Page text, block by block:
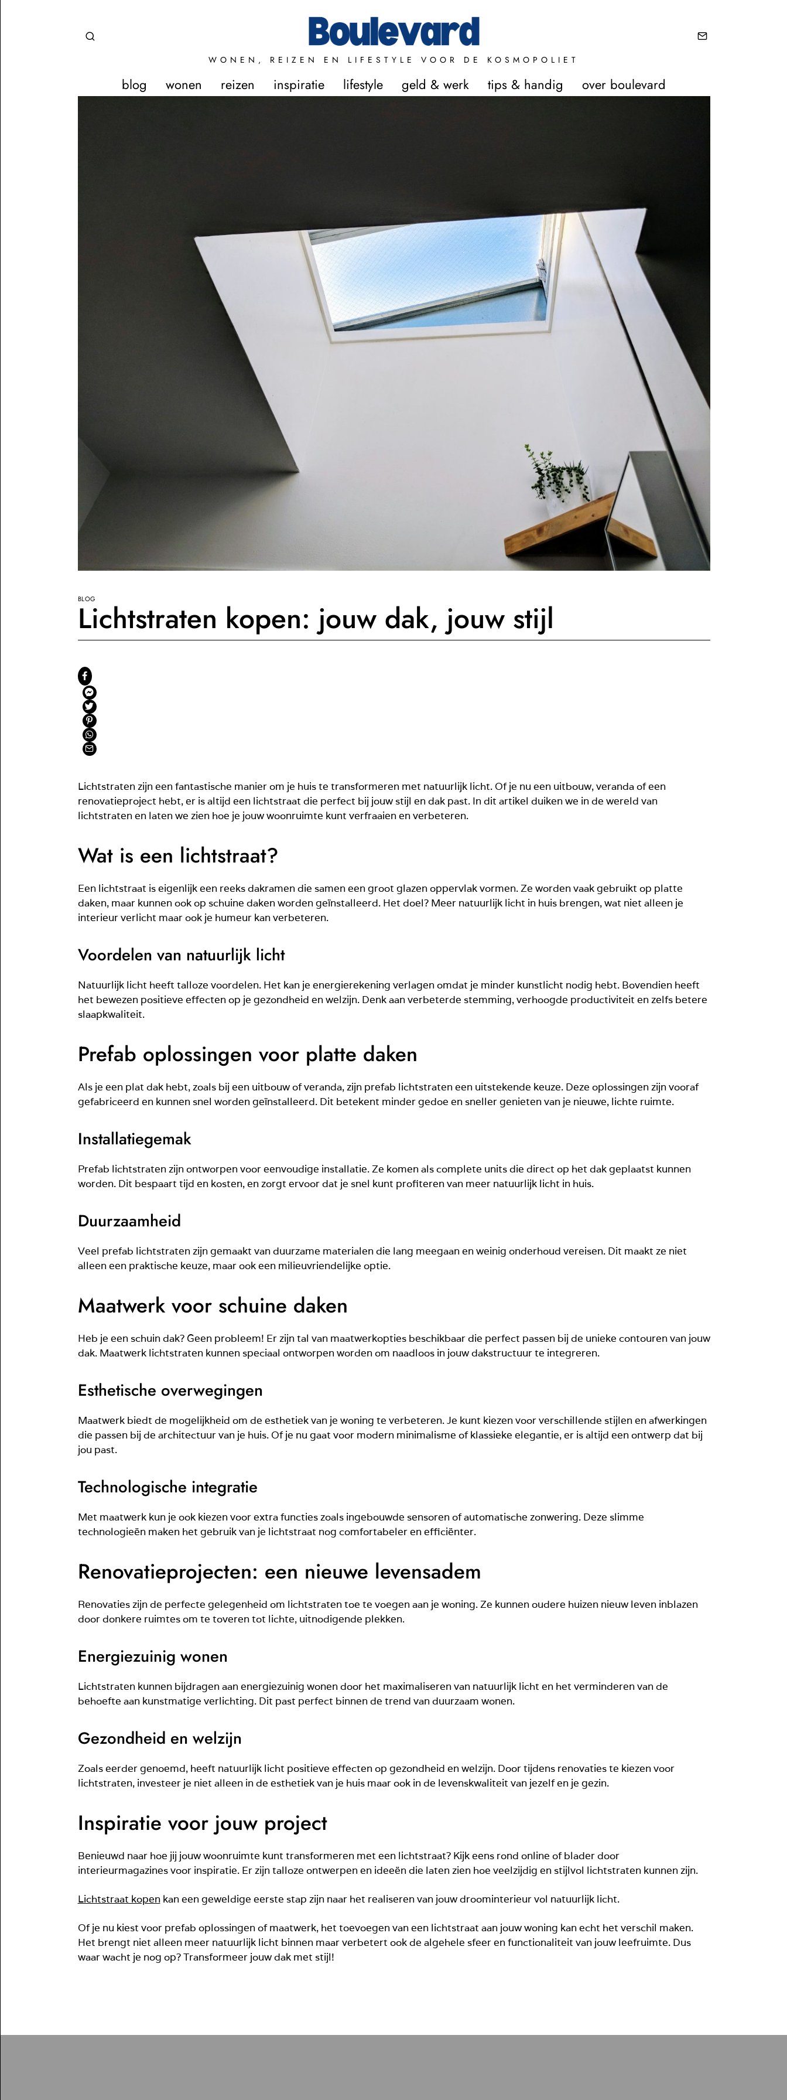
WONEN, REIZEN EN LIFESTYLE VOOR DE KOSMOPOLIET
blog wonen reizen inspiratie lifestyle geld & werk tips & handig over boulevard
BLOG
Lichtstraten kopen: jouw dak, jouw stijl
Lichtstraten zijn een fantastische manier om je huis te transformeren met natuurlijk licht. Of je nu een uitbouw, veranda of een
renovatieproject hebt, er is altijd een lichtstraat die perfect bij jouw stijl en dak past. In dit artikel duiken we in de wereld van
lichtstraten en laten we zien hoe je jouw woonruimte kunt verfraaien en verbeteren.
Wat is een lichtstraat?
Een lichtstraat is eigenlijk een reeks dakramen die samen een groot glazen oppervlak vormen. Ze worden vaak gebruikt op platte
daken, maar kunnen ook op schuine daken worden geïnstalleerd. Het doel? Meer natuurlijk licht in huis brengen, wat niet alleen je
interieur verlicht maar ook je humeur kan verbeteren.
Voordelen van natuurlijk licht
Natuurlijk licht heeft talloze voordelen. Het kan je energierekening verlagen omdat je minder kunstlicht nodig hebt. Bovendien heeft
het bewezen positieve effecten op je gezondheid en welzijn. Denk aan verbeterde stemming, verhoogde productiviteit en zelfs betere
slaapkwaliteit.
Prefab oplossingen voor platte daken
Als je een plat dak hebt, zoals bij een uitbouw of veranda, zijn prefab lichtstraten een uitstekende keuze. Deze oplossingen zijn vooraf
gefabriceerd en kunnen snel worden geïnstalleerd. Dit betekent minder gedoe en sneller genieten van je nieuwe, lichte ruimte.
Installatiegemak
Prefab lichtstraten zijn ontworpen voor eenvoudige installatie. Ze komen als complete units die direct op het dak geplaatst kunnen
worden. Dit bespaart tijd en kosten, en zorgt ervoor dat je snel kunt profiteren van meer natuurlijk licht in huis.
Duurzaamheid
Veel prefab lichtstraten zijn gemaakt van duurzame materialen die lang meegaan en weinig onderhoud vereisen. Dit maakt ze niet
alleen een praktische keuze, maar ook een milieuvriendelijke optie.
Maatwerk voor schuine daken
Heb je een schuin dak? Geen probleem! Er zijn tal van maatwerkopties beschikbaar die perfect passen bij de unieke contouren van jouw
dak. Maatwerk lichtstraten kunnen speciaal ontworpen worden om naadloos in jouw dakstructuur te integreren.
Esthetische overwegingen
Maatwerk biedt de mogelijkheid om de esthetiek van je woning te verbeteren. Je kunt kiezen voor verschillende stijlen en afwerkingen
die passen bij de architectuur van je huis. Of je nu gaat voor modern minimalisme of klassieke elegantie, er is altijd een ontwerp dat bij
jou past.
Technologische integratie
Met maatwerk kun je ook kiezen voor extra functies zoals ingebouwde sensoren of automatische zonwering. Deze slimme
technologieën maken het gebruik van je lichtstraat nog comfortabeler en efficiënter.
Renovatieprojecten: een nieuwe levensadem
Renovaties zijn de perfecte gelegenheid om lichtstraten toe te voegen aan je woning. Ze kunnen oudere huizen nieuw leven inblazen
door donkere ruimtes om te toveren tot lichte, uitnodigende plekken.
Energiezuinig wonen
Lichtstraten kunnen bijdragen aan energiezuinig wonen door het maximaliseren van natuurlijk licht en het verminderen van de
behoefte aan kunstmatige verlichting. Dit past perfect binnen de trend van duurzaam wonen.
Gezondheid en welzijn
Zoals eerder genoemd, heeft natuurlijk licht positieve effecten op gezondheid en welzijn. Door tijdens renovaties te kiezen voor
lichtstraten, investeer je niet alleen in de esthetiek van je huis maar ook in de levenskwaliteit van jezelf en je gezin.
Inspiratie voor jouw project
Benieuwd naar hoe jij jouw woonruimte kunt transformeren met een lichtstraat? Kijk eens rond online of blader door
interieurmagazines voor inspiratie. Er zijn talloze ontwerpen en ideeën die laten zien hoe veelzijdig en stijlvol lichtstraten kunnen zijn.
Lichtstraat kopenkan een geweldige eerste stap zijn naar het realiseren van jouw droominterieur vol natuurlijk licht.
Of je nu kiest voor prefab oplossingen of maatwerk, het toevoegen van een lichtstraat aan jouw woning kan echt het verschil maken.
Het brengt niet alleen meer natuurlijk licht binnen maar verbetert ook de algehele sfeer en functionaliteit van jouw leefruimte. Dus
waar wacht je nog op? Transformeer jouw dak met stijl!